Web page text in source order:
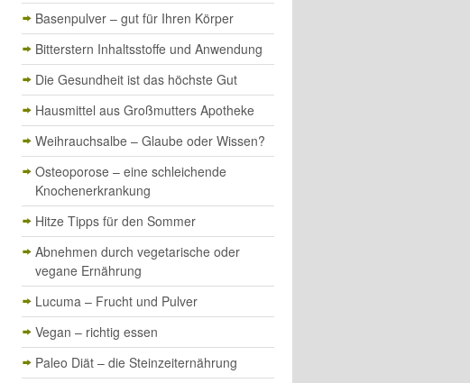
Basenpulver – gut für Ihren Körper
Bitterstern Inhaltsstoffe und Anwendung
Die Gesundheit ist das höchste Gut
Hausmittel aus Großmutters Apotheke
Weihrauchsalbe – Glaube oder Wissen?
Osteoporose – eine schleichende
Knochenerkrankung
Hitze Tipps für den Sommer
Abnehmen durch vegetarische oder
vegane Ernährung
Lucuma – Frucht und Pulver
Vegan – richtig essen
Paleo Diät – die Steinzeiternährung